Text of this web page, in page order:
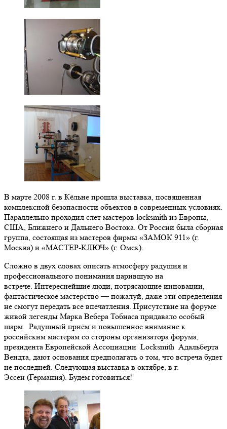
В марте 2008 г. в Кёльне прошла выставка, посвященная
комплексной безопасности объектов в современных условиях.
Параллельно проходил слет мастеров locksmith из Европы,
США, Ближнего и Дальнего Востока. От России была сборная
группа, состоящая из мастеров фирмы «ЗАМОК 911» (г.
Москва) и «МАСТЕР-КЛЮЧ» (г. Омск).
Сложно в двух словах описать атмосферу радушия и
профессионального понимания царившую на
встрече. Интереснейшие люди, потрясающие инновации,
фантастическое мастерство — пожалуй, даже эти определения
не смогут передать все впечатления. Присутствие на форуме
живой легенды Марка Вебера Тобиаса придавало особый
шарм. Радушный приём и повышенное внимание к
российским мастерам со стороны организатора форума,
президента Европейской Ассоциации Locksmith Адальберта
Вендта, дают основания предполагать о том, что встреча будет
не последней. Следующая выставка в октябре, в г.
Эссен (Германия). Будем готовиться!